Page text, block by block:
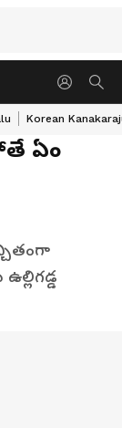
Korean
ఏం